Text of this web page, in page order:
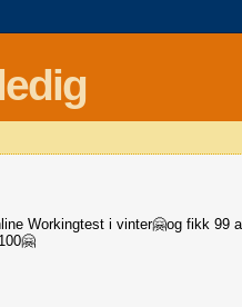
Workingtest i vinter🤗og fikk 99